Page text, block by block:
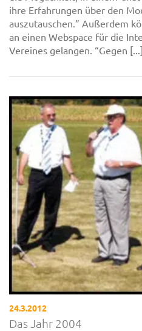
ihre Erfahrungen über den
auszutauschen.” Außerdem
an einen Webspace für die
Vereines gelangen. “Gegen [...]
24.3.2012
Das Jahr 2004